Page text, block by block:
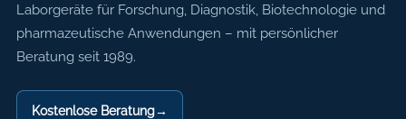
Axon Labortechnik
Laborgeräte für Forschung, Diagnostik, Biotechnologie und
pharmazeutische Anwendungen – mit persönlicher
Beratung seit 1989.
Kostenlose Beratung→